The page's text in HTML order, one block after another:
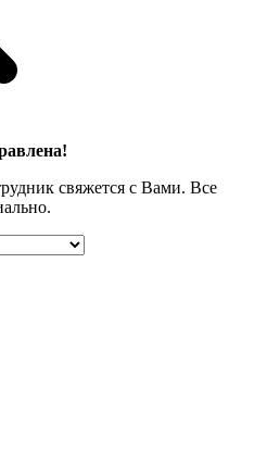
свяжется с Вами. Все